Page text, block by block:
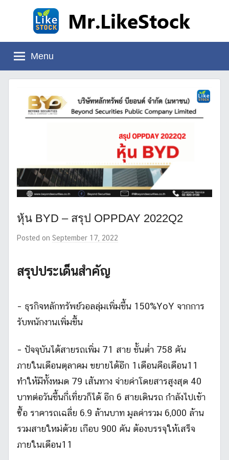
Mr.LikeStock
งบ
Menu
หุ้น BYD – สรุป OPPDAY 2022Q2
Posted on September 17, 2022
k
t
o
k
_
2
สรุปประเด็นสำคัญ
– ธุรกิจหลักทรัพย์วอลลุ่มเพิ่มขึ้น 150%YoY จากการ
รับพนักงานเพิ่มขื้น
– ปัจจุบันได้สายรถเพิ่ม 71 สาย ขั้นต่ำ 758 คัน
ภายในเดือนตุลาคม ขยายได้อีก 1เดือนคือเดือน11
ทำให้มีทั้งหมด 79 เส้นทาง จ่ายค่าโดยสารสูงสุด 40
บาทต่อวันขึ้นกี่เที่ยวก็ได้ อีก 6 สายเดินรถ กำลังไปเข้า
ซื้อ ราคารถเฉลี่ย 6.9 ล้านบาท มูลค่ารวม 6,000 ล้าน
รวมสายใหม่ด้วย เกือบ 900 คัน ต้องบรรจุให้เสร็จ
ภายในเดือน11